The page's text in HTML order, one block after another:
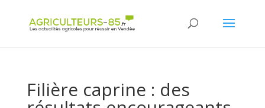
Filière caprine : des